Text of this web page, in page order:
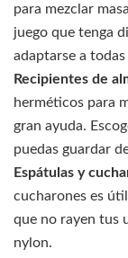
para mezclar
juego que tenga
adaptarse a
Recipientes de
herméticos para
gran ayuda.
puedas guardar
Espátulas y
cucharones es
que no rayen tus
nylon.